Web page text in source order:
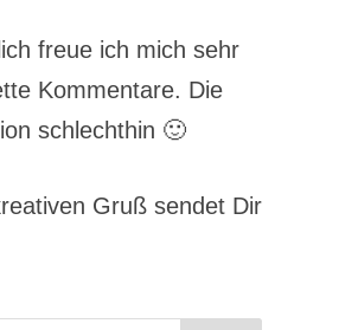
freue ich mich sehr
Kommentare. Die
schlechthin 🙂
Gruß sendet Dir